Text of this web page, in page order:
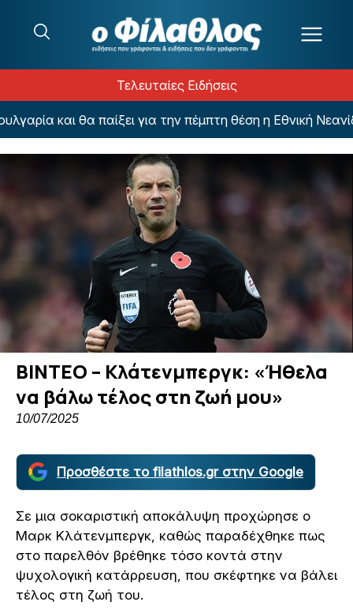
Τελευταίες Ειδήσεις
και θα παίξει για την πέμπτη θέση η Εθνική Νεανίδων
ΒΙΝΤΕΟ – Κλάτενμπεργκ: «Ήθελα
να βάλω τέλος στη ζωή μου»
10/07/2025
Προσθέστε το filathlos.gr στην Google
Σε μια σοκαριστική αποκάλυψη προχώρησε ο
Μαρκ Κλάτενμπεργκ, καθώς παραδέχθηκε πως
στο παρελθόν βρέθηκε τόσο κοντά στην
ψυχολογική κατάρρευση, που σκέφτηκε να βάλει
τέλος στη ζωή του.